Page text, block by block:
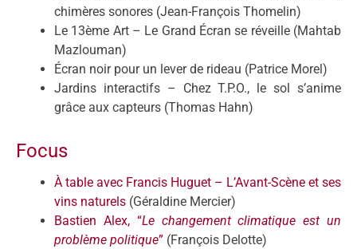
chimères sonores (Jean-François Thomelin)
Le 13ème Art – Le Grand Écran se réveille (Mahtab
Mazlouman)
Écran noir pour un lever de rideau (Patrice Morel)
Jardins interactifs – Chez T.P.O., le sol s’anime
grâce aux capteurs (Thomas Hahn)
Focus
À table avec Francis Huguet – L’Avant-Scène et ses
vins naturels (Géraldine Mercier)
Bastien Alex, “Le changement climatique est un
problème politique” (François Delotte)